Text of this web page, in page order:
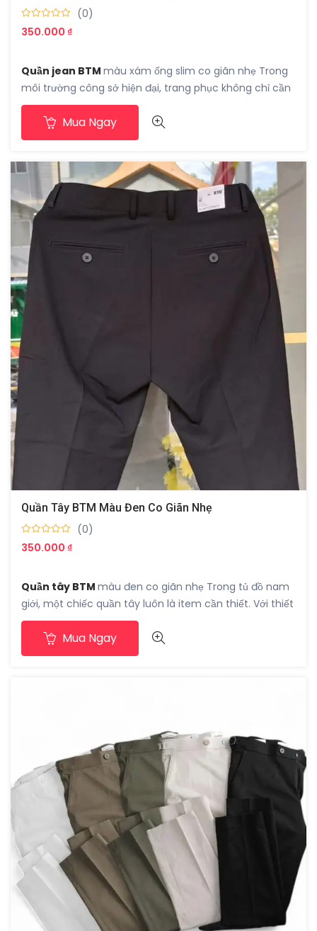
(0)
350.000 ₫
Quần jean BTM màu xám ống slim co giãn nhẹ Trong
môi trường công sở hiện đại, trang phục không chỉ cần
lịch sự mà còn phải mang lại sự thoải mái. Chính là lựa
chọn phù hợp cho những ai muốn vừa trẻ trung, vừa
chuyên nghiệp. Với thiết kế form ngắn trẻ trung và chất
item được nhiều nam giới ưa chuộng.
Chất liệu denim co giãn nhẹ
Quần được làm từ vải jean cao cấp có độ co giãn vừa
đủ. Điều này giúp người mặc dễ dàng di chuyển, ngồi
lâu cũng không bị gò bó. Chất vải bền chắc, mềm mịn
và ít nhăn, giữ dáng quần đẹp trong suốt ngày dài. Đây
là ưu điểm lớn khi mặc đi làm, bởi bạn có thể thoải mái
vận động mà vẫn gọn gàng.
Mua Ngay
Quần Tây BTM Màu Đen Co Giãn Nhẹ
(0)
350.000 ₫
Quần tây BTM màu đen co giãn nhẹ Trong tủ đồ nam
giới, một chiếc quần tây luôn là item cần thiết. Với thiết
kế tinh gọn, mang lại sự thanh lịch, đồng thời vẫn giữ
được nét trẻ trung, hiện đại. Đây là lựa chọn hoàn hảo
cho những ai muốn vừa lịch sự vừa thoải mái.
ngày làm việc dài.
Form ngắn trẻ trung
Khác với quần tây truyền thống, mẫu này có form ngắn
hơn một chút. Điều này tạo nên phong cách trẻ trung,
gọn gàng và hợp xu hướng. Dáng quần ôm vừa phải,
giúp tôn dáng mà vẫn giữ được sự thoải mái.
Mua Ngay